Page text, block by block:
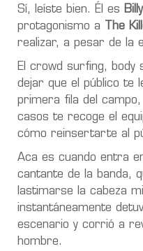
Sí, leíste bien. Él es Billy
protagonismo a
The
realizar, a pesar de la
El crowd surfing, body
dejar que el público te
primera fila del
casos te recoge el
cómo reinsertarte al
Aca es cuando entra
cantante de la banda,
lastimarse la cabeza
instantáneamente
escenario y corrió a
hombre.